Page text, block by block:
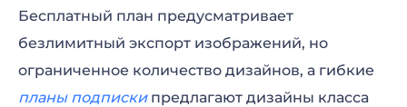
Бесплатный план предусматривает
безлимитный экспорт изображений, но
ограниченное количество дизайнов, а гибкие
планы подпискипредлагают дизайны класса